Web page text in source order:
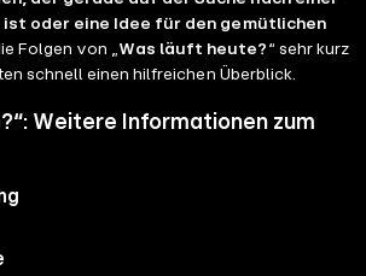
oder eine Idee für den gemütlichen
Folgen von „Was läuft heute? “ sehr kurz
schnell einen hilfreichen Überblick.
Weitere Informationen zum